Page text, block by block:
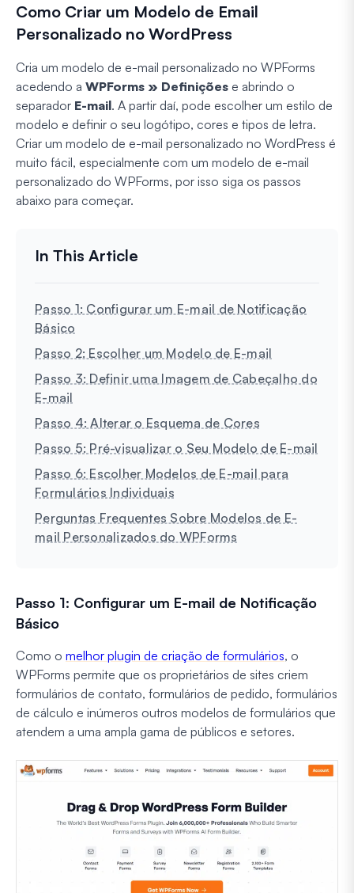
Como Criar um Modelo de Email
Personalizado no WordPress
Cria um modelo de e-mail personalizado no WPForms
acedendo a WPForms » Definições e abrindo o
separador E-mail. A partir daí, pode escolher um estilo de
modelo e definir o seu logótipo, cores e tipos de letra.
Criar um modelo de e-mail personalizado no WordPress é
muito fácil, especialmente com um modelo de e-mail
personalizado do WPForms, por isso siga os passos
abaixo para começar.
Passo 1: Configurar um E-mail de Notificação
Básico
Passo 2: Escolher um Modelo de E-mail
Passo 3: Definir uma Imagem de Cabeçalho do
E-mail
Passo 4: Alterar o Esquema de Cores
Passo 5: Pré-visualizar o Seu Modelo de E-mail
Passo 6: Escolher Modelos de E-mail para
Formulários Individuais
Perguntas Frequentes Sobre Modelos de E-
mail Personalizados do WPForms
Passo 1: Configurar um E-mail de Notificação
Básico
Como o melhor plugin de criação de formulários, o
WPForms permite que os proprietários de sites criem
formulários de contato, formulários de pedido, formulários
de cálculo e inúmeros outros modelos de formulários que
atendem a uma ampla gama de públicos e setores.